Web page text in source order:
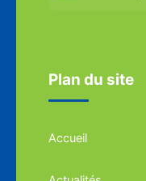
Plan du site
Accueil